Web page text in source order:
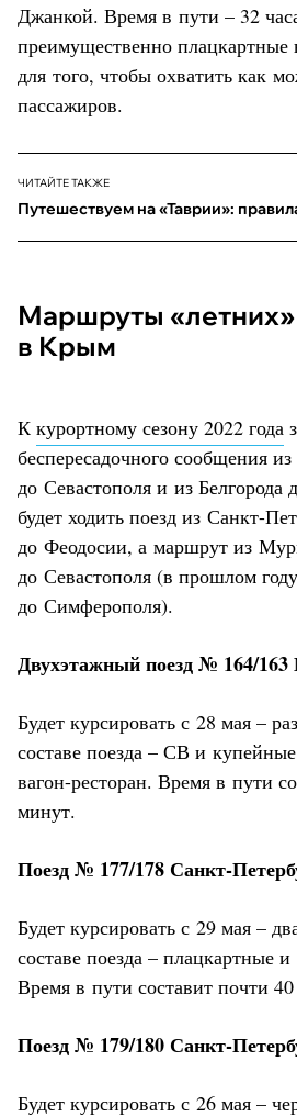
Джанкой. Время в пути – 32
преимущественно плацкартные
для того, чтобы охватить как
пассажиров.
ЧИТАЙТЕ ТАКЖЕ
Путешествуем на «Таврии»:
Маршруты «летних» поездов
в Крым
К курортному сезону 2022 года
беспересадочного сообщения
до Севастополя и из
будет ходить поезд из Санкт-
до Феодосии, а маршрут из
до Севастополя (в прошлом
до Симферополя).
Двухэтажный поезд № 164/
Будет курсировать с 28 мая –
составе поезда – СВ и
вагон-ресторан. Время в пути
минут.
Поезд № 177/178 Санкт-
Будет курсировать с 29 мая –
составе поезда – плацкартные
Время в пути составит почти 40
Поезд № 179/180 Санкт-
Будет курсировать с 26 мая –